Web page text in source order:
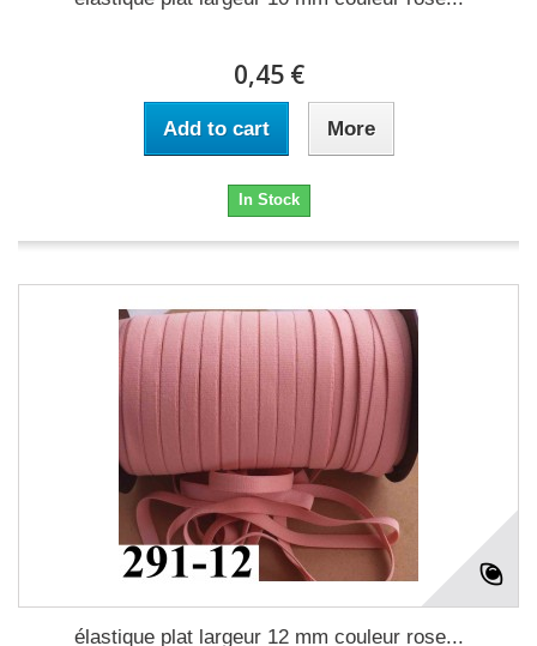
0,45 €
Add to cart More
In Stock
élastique plat largeur 12 mm couleur rose...